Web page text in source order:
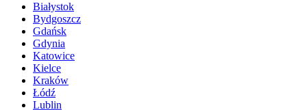
Białystok
Bydgoszcz
Gdańsk
Gdynia
Katowice
Kielce
Kraków
Łódź
Lublin